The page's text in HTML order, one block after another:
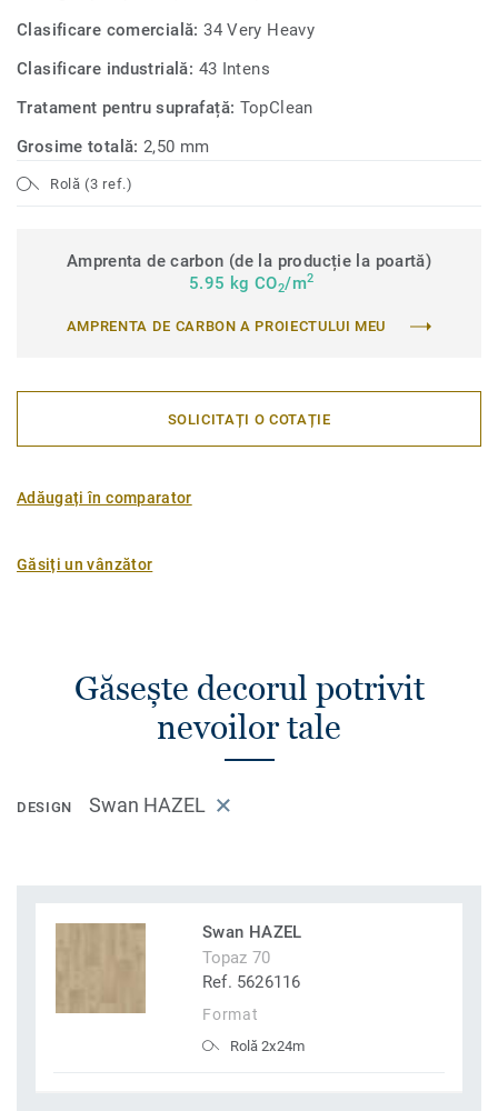
Clasificare comercială:34 Very Heavy
Clasificare industrială: 43 Intens
Tratament pentru suprafață: TopClean
Grosime totală:2,50 mm
Rolă (3 ref.)
Amprenta de carbon (de la producție la poartă)
5.95 kg CO2/m2
AMPRENTA DE CARBON A PROIECTULUI MEU
SOLICITAȚI O COTAȚIE
Adăugați în comparator
Găsiți un vânzător
Găsește decorul potrivit
nevoilor tale
DESIGN Swan HAZEL
Swan HAZEL
Topaz 70
Ref. 5626116
Format
Rolă 2x24m